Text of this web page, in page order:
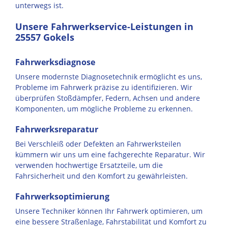
unterwegs ist.
Unsere Fahrwerkservice-Leistungen in
25557 Gokels
Fahrwerksdiagnose
Unsere modernste Diagnosetechnik ermöglicht es uns,
Probleme im Fahrwerk präzise zu identifizieren. Wir
überprüfen Stoßdämpfer, Federn, Achsen und andere
Komponenten, um mögliche Probleme zu erkennen.
Fahrwerksreparatur
Bei Verschleiß oder Defekten an Fahrwerksteilen
kümmern wir uns um eine fachgerechte Reparatur. Wir
verwenden hochwertige Ersatzteile, um die
Fahrsicherheit und den Komfort zu gewährleisten.
Fahrwerksoptimierung
Unsere Techniker können Ihr Fahrwerk optimieren, um
eine bessere Straßenlage, Fahrstabilität und Komfort zu